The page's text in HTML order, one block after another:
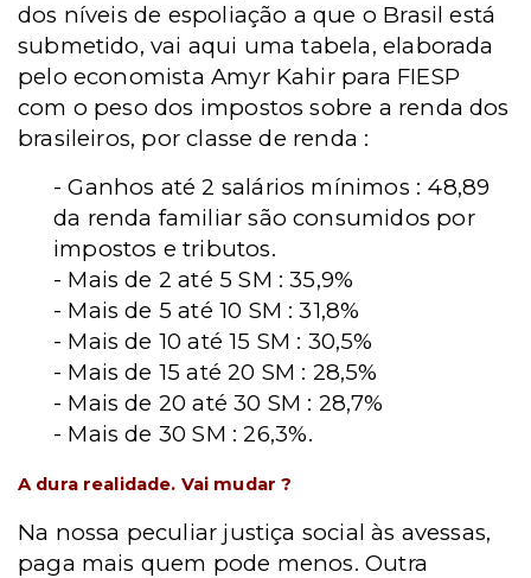
dos níveis de espoliação a que o Brasil está
submetido, vai aqui uma tabela, elaborada
pelo economista Amyr Kahir para FIESP
com o peso dos impostos sobre a renda dos
brasileiros, por classe de renda :
- Ganhos até 2 salários mínimos : 48,89
da renda familiar são consumidos por
impostos e tributos.
- Mais de 2 até 5 SM : 35,9%
- Mais de 5 até 10 SM : 31,8%
- Mais de 10 até 15 SM : 30,5%
- Mais de 15 até 20 SM : 28,5%
- Mais de 20 até 30 SM : 28,7%
- Mais de 30 SM : 26,3%.
A dura realidade. Vai mudar ?
Na nossa peculiar justiça social às avessas,
paga mais quem pode menos. Outra